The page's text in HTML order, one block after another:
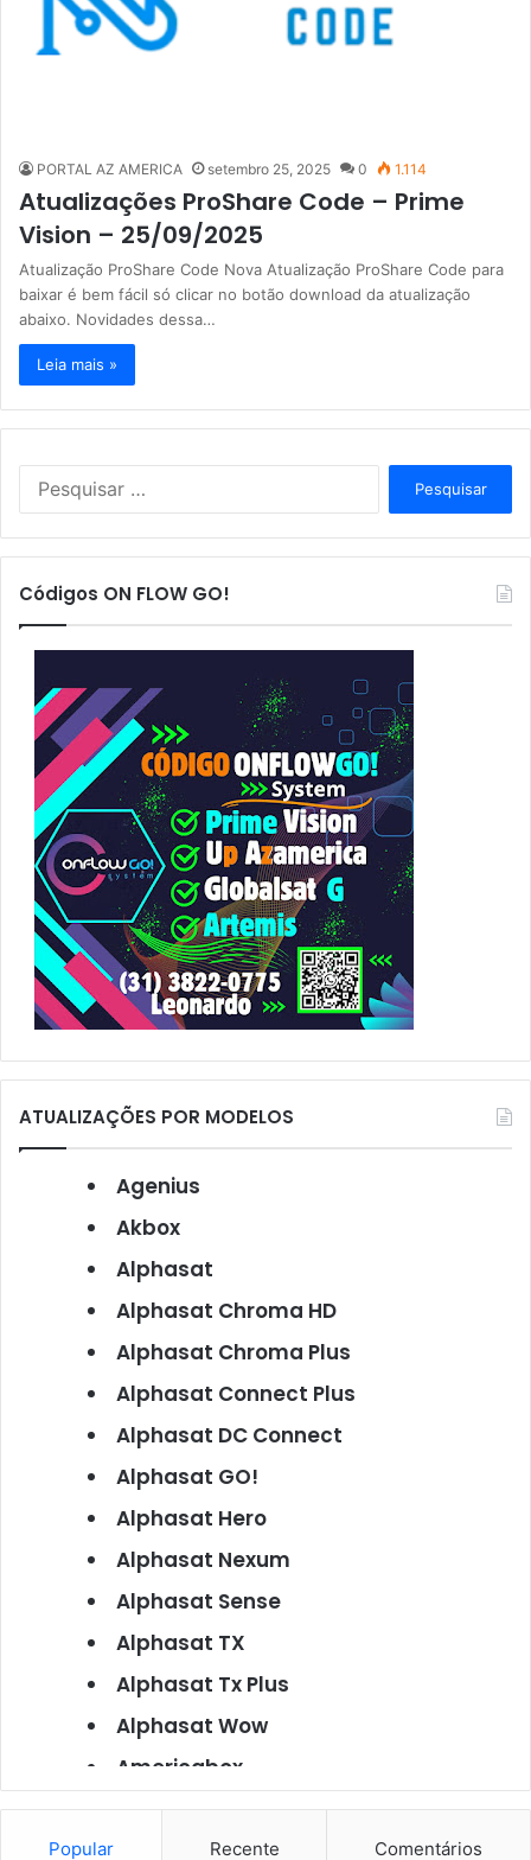
PORTAL AZ AMERICA setembro 25, 2025 0 1.114
Atualizações ProShare Code – Prime
Vision – 25/09/2025
Atualização ProShare Code Nova Atualização ProShare Code para
baixar é bem fácil só clicar no botão download da atualização
abaixo. Novidades dessa…
Leia mais »
s
a
p
o
r
:
Códigos ON FLOW GO!
ATUALIZAÇÕES POR MODELOS
Agenius
Akbox
Alphasat
Alphasat Chroma HD
Alphasat Chroma Plus
Alphasat Connect Plus
Alphasat DC Connect
Alphasat GO!
Alphasat Hero
Alphasat Nexum
Alphasat Sense
Alphasat TX
Alphasat Tx Plus
Alphasat Wow
Americabox
Americabox S101
Americabox S105
Popular Recente Comentários